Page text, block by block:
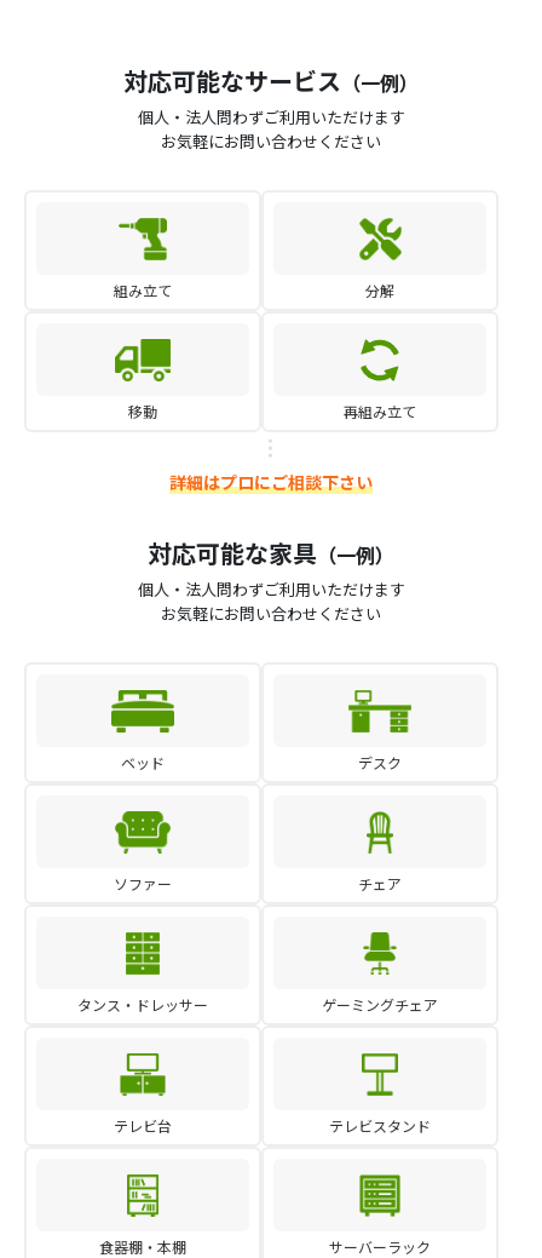
対応可能なサービス （一例）
個人・法人問わずご利用いただけます
お気軽にお問い合わせください
組み立て 分解
移動 再組み立て
詳細はプロにご相談下さい
対応可能な家具 （一例）
個人・法人問わずご利用いただけます
お気軽にお問い合わせください
ベッド デスク
ソファー チェア
タンス・ドレッサー ゲーミングチェア
テレビ台 テレビスタンド
食器棚・本棚 サーバーラック